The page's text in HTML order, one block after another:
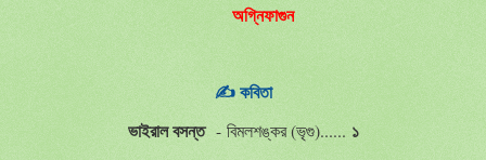
অগ্নিফাগুন
✍️কবিতা
ভাইরাল বসন্ত - বিমলশঙ্কর (ভৃগু)...... ১